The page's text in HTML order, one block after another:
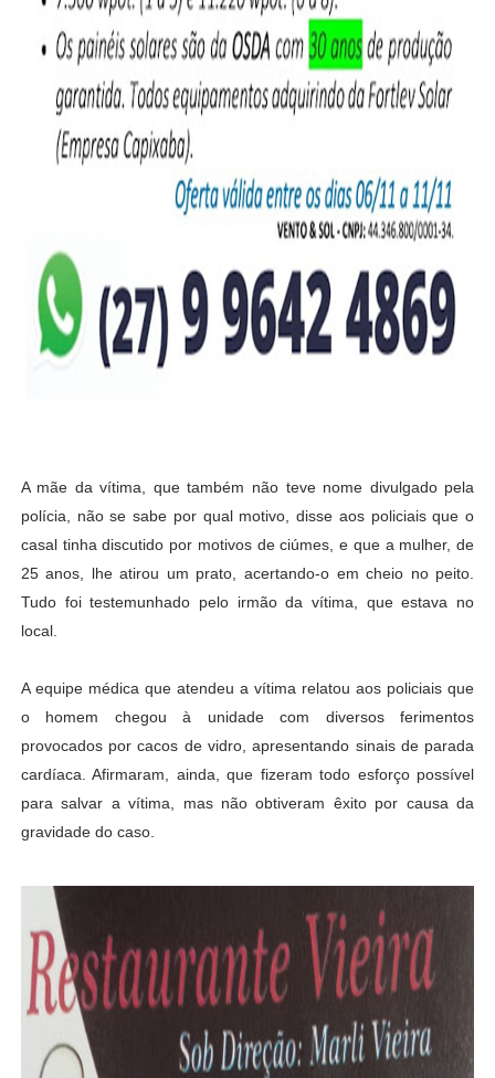
A mãe da vítima, que também não teve nome divulgado pela
polícia, não se sabe por qual motivo, disse aos policiais que o
casal tinha discutido por motivos de ciúmes, e que a mulher, de
25 anos, lhe atirou um prato, acertando-o em cheio no peito.
Tudo foi testemunhado pelo irmão da vítima, que estava no
local.
A equipe médica que atendeu a vítima relatou aos policiais que
o homem chegou à unidade com diversos ferimentos
provocados por cacos de vidro, apresentando sinais de parada
cardíaca. Afirmaram, ainda, que fizeram todo esforço possível
para salvar a vítima, mas não obtiveram êxito por causa da
gravidade do caso.